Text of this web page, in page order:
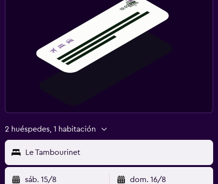
2 huéspedes, 1 habitación
Le Tambourinet
sáb. 15/8 dom. 16/8